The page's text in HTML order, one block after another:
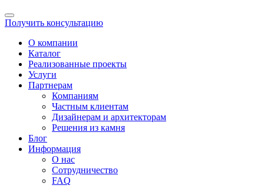
Получить консультацию
О компании
Каталог
Реализованные проекты
Услуги
Партнерам
Компаниям
Частным клиентам
Дизайнерам и архитекторам
Решения из камня
Блог
Информация
О нас
Сотрудничество
FAQ